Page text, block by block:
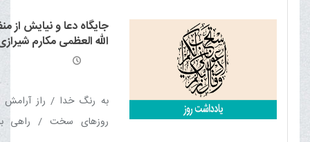
وسلّم اینگونه بود
رکن اساسی قبولی
ولایت‌پذیری
جایگاه دعا و نیایش از
الله العظمی مکارم
به رنگ خدا / راز آرامش
روزهای سخت / راهی